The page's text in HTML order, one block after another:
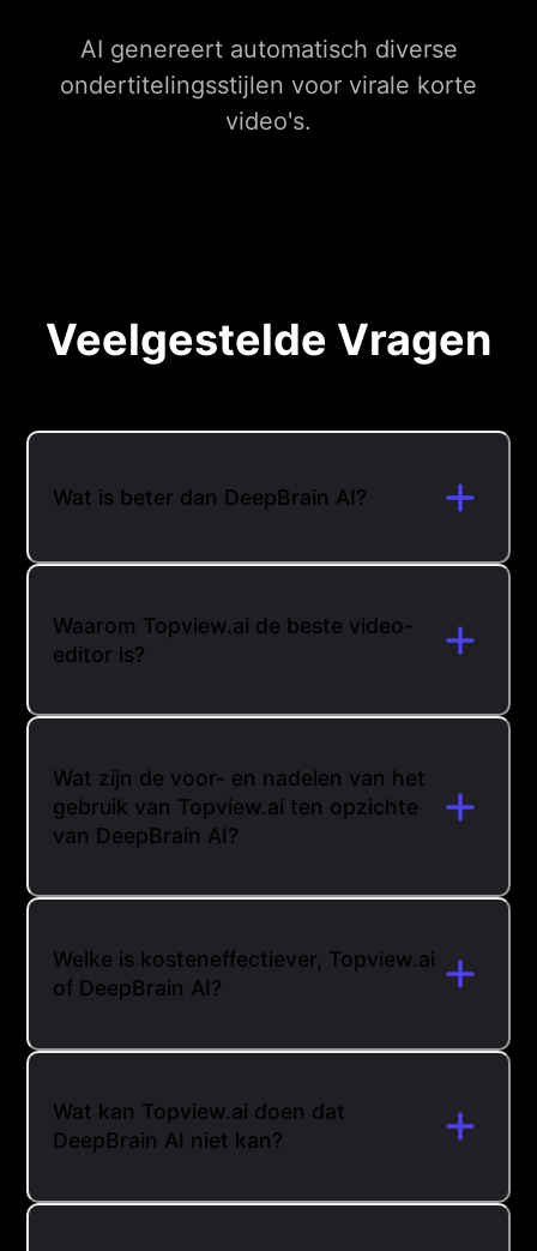
AI genereert automatisch diverse
ondertitelingsstijlen voor virale korte
video's.
Veelgestelde Vragen
Wat is beter dan DeepBrain AI?
Waarom Topview.ai de beste video-
editor is?
Wat zijn de voor- en nadelen van het
gebruik van Topview.ai ten opzichte
van DeepBrain AI?
Welke is kosteneffectiever, Topview.ai
of DeepBrain AI?
Wat kan Topview.ai doen dat
DeepBrain AI niet kan?